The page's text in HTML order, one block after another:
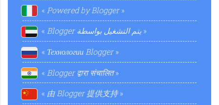
t
a
n
Powered by Blogger
‏يتم التشغيل بواسطةBlogger
Технологии Blogger
Blogger द्वारा संचालित
由 Blogger 提供支持